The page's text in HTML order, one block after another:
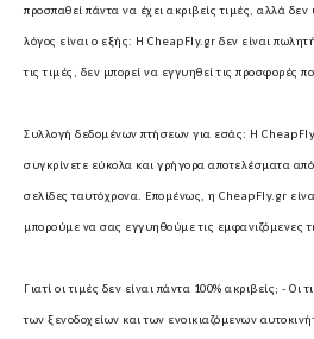
προσπαθεί πάντα να έχει ακριβείς τιμές, αλλά
λόγος είναι ο εξής: Η CheapFly.gr δεν είναι
τις τιμές, δεν μπορεί να εγγυηθεί τις προσφορές
Συλλογή δεδομένων πτήσεων για εσάς: Η
συγκρίνετε εύκολα και γρήγορα αποτελέσματα από
σελίδες ταυτόχρονα. Επομένως, η CheapFly.gr
μπορούμε να σας εγγυηθούμε τις εμφανιζόμενες
Γιατί οι τιμές δεν είναι πάντα 100% ακριβείς; - Οι
των ξενοδοχείων και των ενοικιαζόμενων